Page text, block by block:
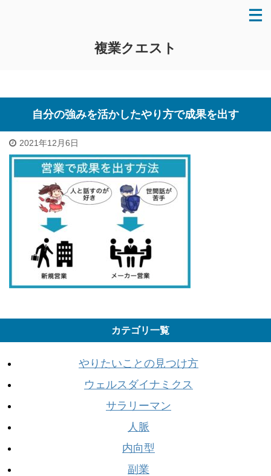
複業クエスト
自分の強みを活かしたやり方で成果を出す
2021年12月6日
カテゴリ一覧
やりたいことの見つけ方
ウェルスダイナミクス
サラリーマン
人脈
内向型
副業